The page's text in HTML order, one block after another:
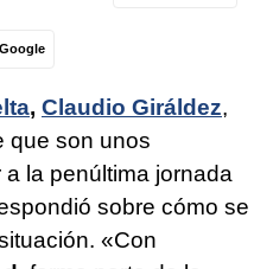
, Claudio Giráldez,
que son unos
a la penúltima jornada
sobre cómo se
«Con